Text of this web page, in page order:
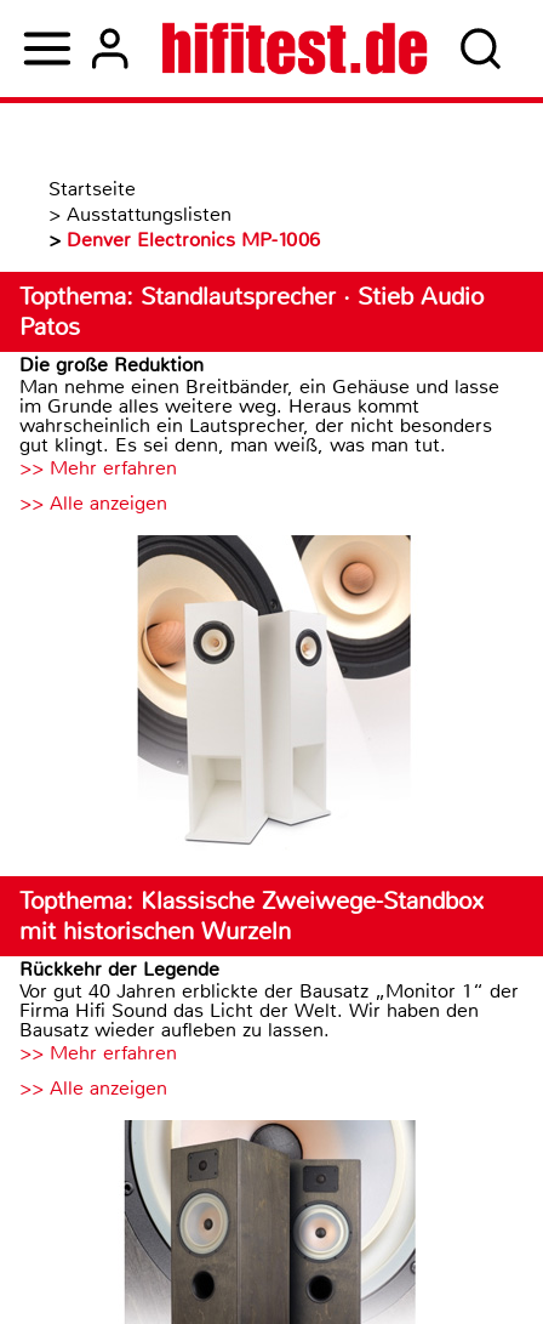
Startseite
> Ausstattungslisten
> Denver Electronics MP-1006
Topthema: Standlautsprecher · Stieb Audio
Patos
Die große Reduktion
Man nehme einen Breitbänder, ein Gehäuse und lasse
im Grunde alles weitere weg. Heraus kommt
wahrscheinlich ein Lautsprecher, der nicht besonders
gut klingt. Es sei denn, man weiß, was man tut.
>> Mehr erfahren
>> Alle anzeigen
Topthema: Klassische Zweiwege-Standbox
mit historischen Wurzeln
Rückkehr der Legende
Vor gut 40 Jahren erblickte der Bausatz „Monitor 1“ der
Firma Hifi Sound das Licht der Welt. Wir haben den
Bausatz wieder aufleben zu lassen.
>> Mehr erfahren
>> Alle anzeigen